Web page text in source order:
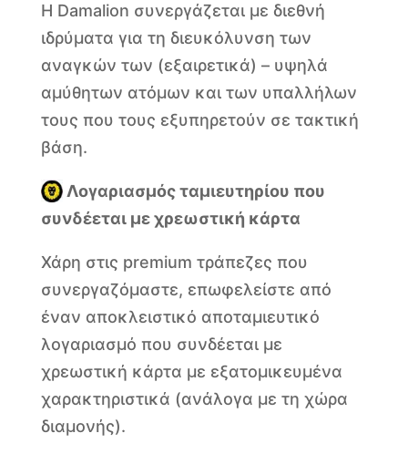
Η Damalion συνεργάζεται με διεθνή
ιδρύματα για τη διευκόλυνση των
αναγκών των (εξαιρετικά) – υψηλά
αμύθητων ατόμων και των υπαλλήλων
τους που τους εξυπηρετούν σε τακτική
βάση.
Λογαριασμός ταμιευτηρίου που
συνδέεται με χρεωστική κάρτα
Χάρη στις premium τράπεζες που
συνεργαζόμαστε, επωφελείστε από
έναν αποκλειστικό αποταμιευτικό
λογαριασμό που συνδέεται με
χρεωστική κάρτα με εξατομικευμένα
χαρακτηριστικά (ανάλογα με τη χώρα
διαμονής).